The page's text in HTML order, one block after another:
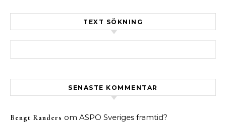
TEXT SÖKNING
SENASTE KOMMENTAR
Bengt Randers om ASPO Sveriges framtid?